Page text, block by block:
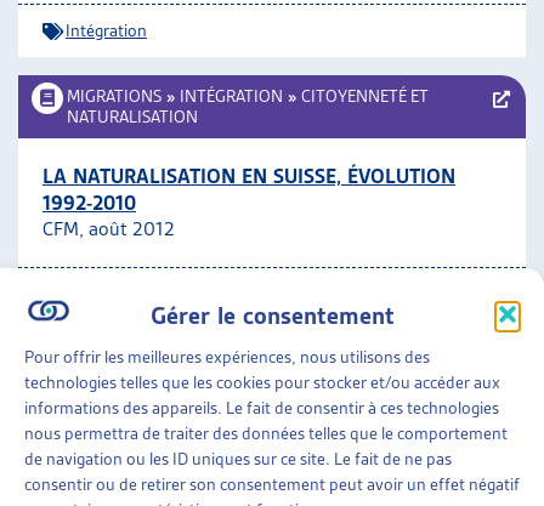
Gérer le consentement
Pour offrir les meilleures expériences, nous utilisons des
technologies telles que les cookies pour stocker et/ou accéder aux
informations des appareils. Le fait de consentir à ces technologies
nous permettra de traiter des données telles que le comportement
de navigation ou les ID uniques sur ce site. Le fait de ne pas
consentir ou de retirer son consentement peut avoir un effet négatif
Intégration
MIGRATIONS » INTÉGRATION » CITOYENNETÉ ET
NATURALISATION
LA NATURALISATION EN SUISSE, ÉVOLUTION
1992-2010
CFM, août 2012
MIGRATIONS»INTÉGRATION
DÉQUALIFIÉS! LE POTENTIEL INEXPLOITÉ DES
MIGRANTES ET DES MIGRANTS EN SUISSE
Croix-Rouge Suisse, août 2012